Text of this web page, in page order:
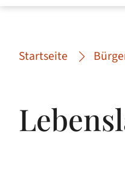
Startseite